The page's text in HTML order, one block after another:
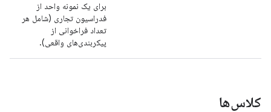
برای یک نمونه واحد از
فدراسیون تجاری (شامل هر
تعداد فراخوانی از
پیکربندی‌های واقعی).
کلاس‌ها